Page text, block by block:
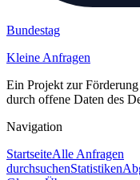
Bundestag
Kleine Anfragen
Ein Projekt zur
durch offene Daten des
Navigation
StartseiteAlle Anfragen
durchsuchenStatistiken